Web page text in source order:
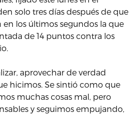
solo tres días después de que
en los últimos segundos la que
de 14 puntos contra los
aprovechar de verdad
hicimos. Se sintió como que
muchas cosas mal, pero
y seguimos empujando,